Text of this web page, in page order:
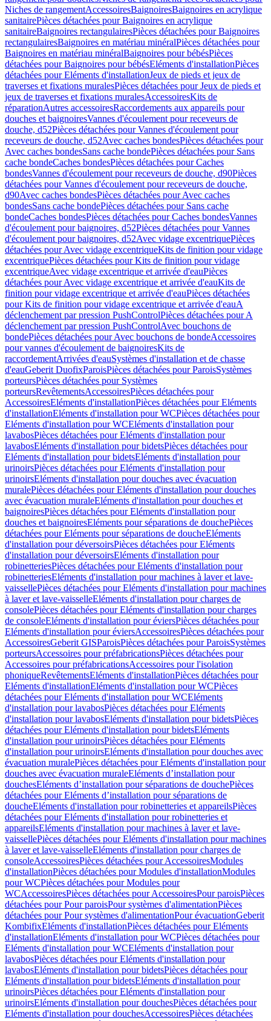
Niches de rangementAccessoiresBaignoiresBaignoires en acrylique
sanitairePièces détachées pour Baignoires en acrylique
sanitaireBaignoires rectangulairesPièces détachées pour Baignoires
rectangulairesBaignoires en matériau minéralPièces détachées pour
Baignoires en matériau minéralBaignoires pour bébésPièces
détachées pour Baignoires pour bébésEléments d'installationPièces
détachées pour Eléments d'installationJeux de pieds et jeux de
traverses et fixations muralesPièces détachées pour Jeux de pieds et
jeux de traverses et fixations muralesAccessoiresKits de
réparationAutres accessoiresRaccordements aux appareils pour
douches et baignoiresVannes d'écoulement pour receveurs de
douche, d52Pièces détachées pour Vannes d'écoulement pour
receveurs de douche, d52Avec caches bondesPièces détachées pour
Avec caches bondesSans cache bondePièces détachées pour Sans
cache bondeCaches bondesPièces détachées pour Caches
bondesVannes d'écoulement pour receveurs de douche, d90Pièces
détachées pour Vannes d'écoulement pour receveurs de douche,
d90Avec caches bondesPièces détachées pour Avec caches
bondesSans cache bondePièces détachées pour Sans cache
bondeCaches bondesPièces détachées pour Caches bondesVannes
d'écoulement pour baignoires, d52Pièces détachées pour Vannes
d'écoulement pour baignoires, d52Avec vidage excentriquePièces
détachées pour Avec vidage excentriqueKits de finition pour vidage
excentriquePièces détachées pour Kits de finition pour vidage
excentriqueAvec vidage excentrique et arrivée d'eauPièces
détachées pour Avec vidage excentrique et arrivée d'eauKits de
finition pour vidage excentrique et arrivée d'eauPièces détachées
pour Kits de finition pour vidage excentrique et arrivée d'eauA
déclenchement par pression PushControlPièces détachées pour A
déclenchement par pression PushControlAvec bouchons de
bondePièces détachées pour Avec bouchons de bondeAccessoires
pour vannes d'écoulement de baignoiresKits de
raccordementArrivées d'eauSystèmes d'installation et de chasse
d'eauGeberit DuofixParoisPièces détachées pour ParoisSystèmes
porteursPièces détachées pour Systèmes
porteursRevêtementsAccessoiresPièces détachées pour
AccessoiresEléments d'installationPièces détachées pour Eléments
d'installationEléments d'installation pour WCPièces détachées pour
Eléments d'installation pour WCEléments d'installation pour
lavabosPièces détachées pour Eléments d'installation pour
lavabosEléments d'installation pour bidetsPièces détachées pour
Eléments d'installation pour bidetsEléments d'installation pour
urinoirsPièces détachées pour Eléments d'installation pour
urinoirsEléments d'installation pour douches avec évacuation
muralePièces détachées pour Eléments d'installation pour douches
avec évacuation muraleEléments d'installation pour douches et
baignoiresPièces détachées pour Eléments d'installation pour
douches et baignoiresEléments pour séparations de douchePièces
détachées pour Eléments pour séparations de doucheEléments
d'installation pour déversoirsPièces détachées pour Eléments
d'installation pour déversoirsEléments d'installation pour
robinetteriesPièces détachées pour Eléments d'installation pour
robinetteriesEléments d'installation pour machines à laver et lave-
vaissellePièces détachées pour Eléments d'installation pour machines
à laver et lave-vaisselleEléments d'installation pour charges de
consolePièces détachées pour Eléments d'installation pour charges
de consoleEléments d'installation pour éviersPièces détachées pour
Eléments d'installation pour éviersAccessoiresPièces détachées pour
AccessoiresGeberit GISParoisPièces détachées pour ParoisSystèmes
porteursAccessoires pour préfabricationsPièces détachées pour
Accessoires pour préfabricationsAccessoires pour l'isolation
phoniqueRevêtementsEléments d'installationPièces détachées pour
Eléments d'installationEléments d'installation pour WCPièces
détachées pour Eléments d'installation pour WCEléments
d'installation pour lavabosPièces détachées pour Eléments
d'installation pour lavabosEléments d'installation pour bidetsPièces
détachées pour Eléments d'installation pour bidetsEléments
d'installation pour urinoirsPièces détachées pour Eléments
d'installation pour urinoirsEléments d'installation pour douches avec
évacuation muralePièces détachées pour Eléments d'installation pour
douches avec évacuation muraleEléments d’installation pour
douchesEléments d’installation pour séparations de douchePièces
détachées pour Eléments d’installation pour séparations de
doucheEléments d'installation pour robinetteries et appareilsPièces
détachées pour Eléments d'installation pour robinetteries et
appareilsEléments d'installation pour machines à laver et lave-
vaissellePièces détachées pour Eléments d'installation pour machines
à laver et lave-vaisselleEléments d'installation pour charges de
consoleAccessoiresPièces détachées pour AccessoiresModules
d'installationPièces détachées pour Modules d'installationModules
pour WCPièces détachées pour Modules pour
WCAccessoiresPièces détachées pour AccessoiresPour paroisPièces
détachées pour Pour paroisPour systèmes d'alimentationPièces
détachées pour Pour systèmes d'alimentationPour évacuationGeberit
KombifixEléments d'installationPièces détachées pour Eléments
d'installationEléments d'installation pour WCPièces détachées pour
Eléments d'installation pour WCEléments d'installation pour
lavabosPièces détachées pour Eléments d'installation pour
lavabosEléments d'installation pour bidetsPièces détachées pour
Eléments d'installation pour bidetsEléments d'installation pour
urinoirsPièces détachées pour Eléments d'installation pour
urinoirsEléments d'installation pour douchesPièces détachées pour
Eléments d'installation pour douchesAccessoiresPièces détachées